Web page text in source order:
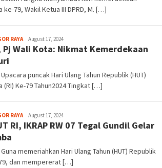
79, Wakil Ketua III DPRD, M. […]
RAYAFredy
Kristianto
August 17, 2024
Pj Wali Kota: Nikmat Kemerdekaan
puncak Hari Ulang Tahun Republik (HUT)
(RI) Ke-79 Tahun2024 Tingkat […]
RAYAFredy
Kristianto
August 17, 2024
RI, IKRAP RW 07 Tegal Gundil Gelar
memeriahkan Hari Ulang Tahun (HUT) Republik
dan mempererat […]